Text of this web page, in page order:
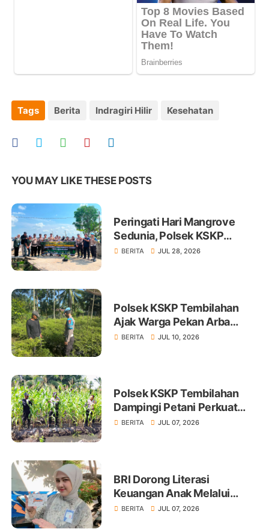
Tags Berita Indragiri Hilir Kesehatan
YOU MAY LIKE THESE POSTS
Peringati Hari Mangrove
Sedunia, Polsek KSKP
Tembilahan Tanam 100 Bibit
BERITA JUL 28, 2026
Polsek KSKP Tembilahan
Ajak Warga Pekan Arba
Tanam Cabai Dukung
BERITA JUL 10, 2026
Polsek KSKP Tembilahan
Dampingi Petani Perkuat
Swasembada Pangan
BERITA JUL 07, 2026
BRI Dorong Literasi
Keuangan Anak Melalui
Produk BritAma Junio
BERITA JUL 07, 2026